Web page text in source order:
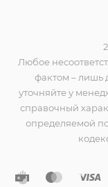
Любое
фактом – лишь
уточняйте у
справочный
определяемой